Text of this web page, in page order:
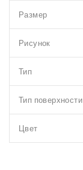
Размер
Рисунок
Тип
Тип поверхности
Цвет